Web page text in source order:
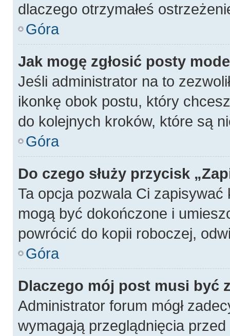
dlaczego otrzymałeś
Góra
Jak mogę zgłosić posty
Jeśli administrator na to
ikonkę obok postu, który
do kolejnych kroków, które są
Góra
Do czego służy przycisk
Ta opcja pozwala Ci
mogą być dokończone i
powrócić do kopii roboczej,
Góra
Dlaczego mój post musi być
Administrator forum mógł
wymagają przeglądnięcia